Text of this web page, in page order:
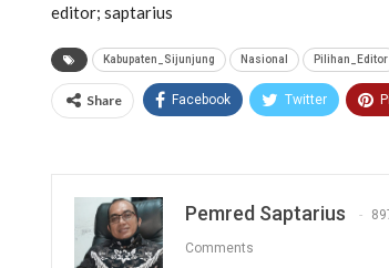
editor; saptarius
Kabupaten_Sijunjung Nasional Pilihan_Editor
Share Facebook Twitter
Pemred Saptarius
Comments